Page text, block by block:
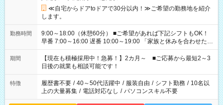
≪自宅からドアtoドアで30分以内！≫ご希望の勤務地を紹介
します。
勤務時間
9:00～18:00（休憩60分） ■ご希望があれば下記シフトもOK！
早番 7:00～16:00 遅番 10:00～19:00 「家族と休みを合わせた
い」 「余裕を持って夕飯の準備がしたい」 「できれば残業はし
たくない」 など、ご希望を教えてくださいね。 ※Wワーク希望
の方へ 今ご覧のお仕事で希望する勤務時間と、もう1つのお仕事
の勤務時間。 合計で週40時間を超える場合は応募できません。
期間
【現在も積極採用中！急募！】2カ月～ ■ご応募から最短2～3
日後の就業も相談可能です！
特徴 履歴書不要 / 40～50代活躍中 / 服装自由 / シフト勤務 / 10名以
上の大量募集 / 電話対応なし / パソコンスキル不要